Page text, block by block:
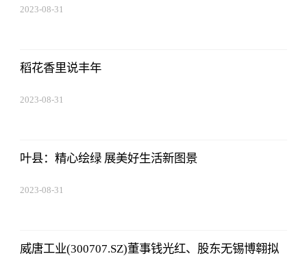
2023-08-31
稻花香里说丰年
2023-08-31
叶县：精心绘绿 展美好生活新图景
2023-08-31
威唐工业(300707.SZ)董事钱光红、股东无锡博翱拟